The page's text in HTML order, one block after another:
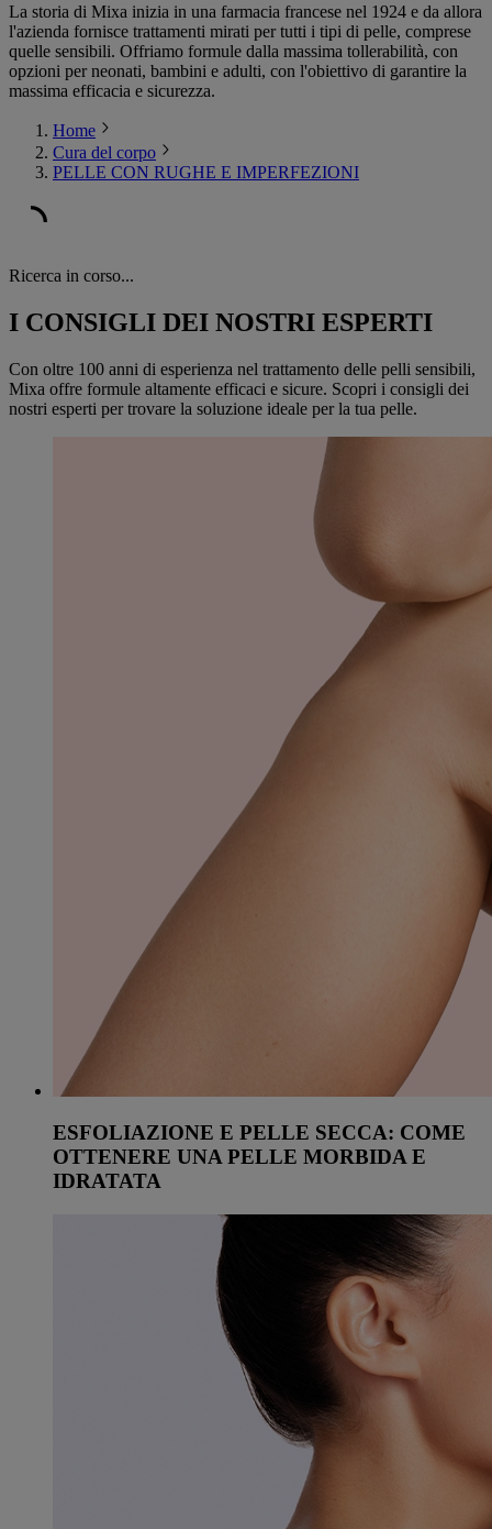
La storia di Mixa inizia in una farmacia francese nel 1924 e da allora
l'azienda fornisce trattamenti mirati per tutti i tipi di pelle, comprese
quelle sensibili. Offriamo formule dalla massima tollerabilità, con
opzioni per neonati, bambini e adulti, con l'obiettivo di garantire la
massima efficacia e sicurezza.
Home
Cura del corpo
PELLE CON RUGHE E IMPERFEZIONI
Ricerca in corso...
I CONSIGLI DEI NOSTRI ESPERTI
Con oltre 100 anni di esperienza nel trattamento delle pelli sensibili,
Mixa offre formule altamente efficaci e sicure. Scopri i consigli dei
nostri esperti per trovare la soluzione ideale per la tua pelle.
ESFOLIAZIONE E PELLE SECCA: COME
OTTENERE UNA PELLE MORBIDA E
IDRATATA